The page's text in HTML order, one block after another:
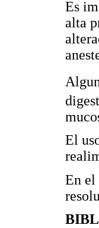
Es
alta
El
En el